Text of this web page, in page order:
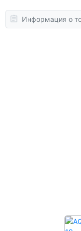
Информация о